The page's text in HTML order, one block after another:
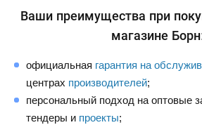
Ваши преимущества при
магазине
официальная гарантия на
центрах производителей;
персональный подход на оптовые
тендеры и проекты;